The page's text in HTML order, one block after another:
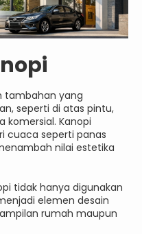
tambahan yang
seperti di atas pintu,
komersial. Kanopi
cuaca seperti panas
nilai estetika
tidak hanya digunakan
elemen desain
rumah maupun